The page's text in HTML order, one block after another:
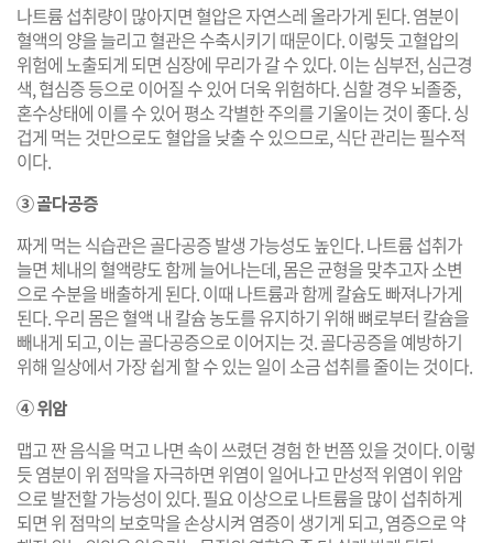
나트륨 섭취량이 많아지면 혈압은 자연스레 올라가게 된다. 염분이
혈액의 양을 늘리고 혈관은 수축시키기 때문이다. 이렇듯 고혈압의
위험에 노출되게 되면 심장에 무리가 갈 수 있다. 이는 심부전, 심근경
색, 협심증 등으로 이어질 수 있어 더욱 위험하다. 심할 경우 뇌졸중,
혼수상태에 이를 수 있어 평소 각별한 주의를 기울이는 것이 좋다. 싱
겁게 먹는 것만으로도 혈압을 낮출 수 있으므로, 식단 관리는 필수적
이다.
③ 골다공증
짜게 먹는 식습관은 골다공증 발생 가능성도 높인다. 나트륨 섭취가
늘면 체내의 혈액량도 함께 늘어나는데, 몸은 균형을 맞추고자 소변
으로 수분을 배출하게 된다. 이때 나트륨과 함께 칼슘도 빠져나가게
된다. 우리 몸은 혈액 내 칼슘 농도를 유지하기 위해 뼈로부터 칼슘을
빼내게 되고, 이는 골다공증으로 이어지는 것. 골다공증을 예방하기
위해 일상에서 가장 쉽게 할 수 있는 일이 소금 섭취를 줄이는 것이다.
④ 위암
맵고 짠 음식을 먹고 나면 속이 쓰렸던 경험 한 번쯤 있을 것이다. 이렇
듯 염분이 위 점막을 자극하면 위염이 일어나고 만성적 위염이 위암
으로 발전할 가능성이 있다. 필요 이상으로 나트륨을 많이 섭취하게
되면 위 점막의 보호막을 손상시켜 염증이 생기게 되고, 염증으로 약